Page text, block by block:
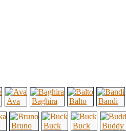
Ava Baghira Balto Bandi
Bruno Buck Buck Buddy